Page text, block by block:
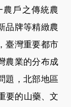
戶之傳統農
品牌等精緻農
臺灣重要都市
農業的分布成
題，北部地區
要的山藥、文